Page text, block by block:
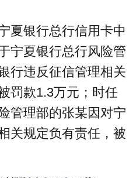
夏银行总行信用卡中
宁夏银行总行风险管
行违反征信管理相关
罚款1.3万元；时任
管理部的张某因对宁
关规定负有责任，被